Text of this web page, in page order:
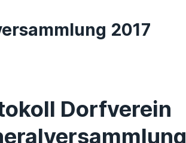
2017
Dorfverein